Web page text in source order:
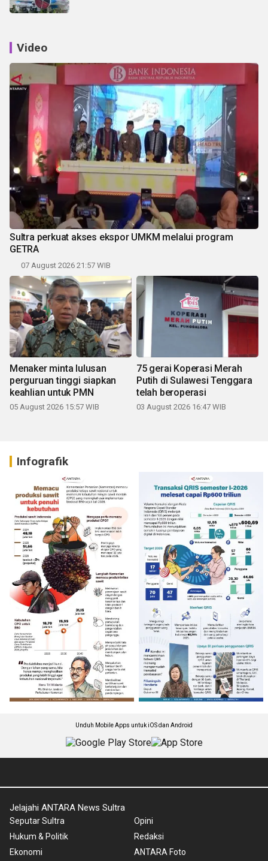
Video
Sultra perkuat akses ekspor UMKM melalui program
GETRA
07 August 2026 21:57 WIB
Menaker minta lulusan
perguruan tinggi siapkan
keahlian untuk PMN
05 August 2026 15:57 WIB
75 gerai Koperasi Merah
Putih di Sulawesi Tenggara
telah beroperasi
03 August 2026 16:47 WIB
Infografik
Unduh Mobile Apps untuk iOS dan Android
Jelajahi ANTARA News Sultra
Seputar Sultra
Hukum & Politik
Ekonomi
Opini
Redaksi
ANTARA Foto